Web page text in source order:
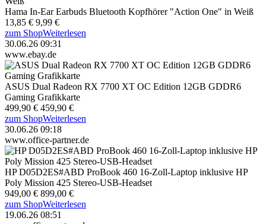
Hama In-Ear Earbuds Bluetooth Kopfhörer "Action One" in Weiß
13,85 € 9,99 €
zum ShopWeiterlesen
30.06.26 09:31
www.ebay.de
ASUS Dual Radeon RX 7700 XT OC Edition 12GB GDDR6
Gaming Grafikkarte
499,90 € 459,90 €
zum ShopWeiterlesen
30.06.26 09:18
www.office-partner.de
HP D05D2ES#ABD ProBook 460 16-Zoll-Laptop inklusive HP
Poly Mission 425 Stereo-USB-Headset
949,00 € 899,00 €
zum ShopWeiterlesen
19.06.26 08:51